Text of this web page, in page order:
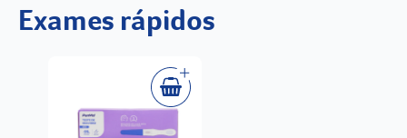
exames rápidos